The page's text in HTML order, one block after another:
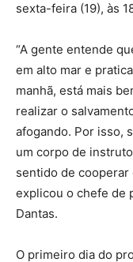
sexta-feira (19), às
“A gente entende
em alto mar e
manhã, está mais
realizar o
afogando. Por isso,
um corpo de
sentido de cooperar
explicou o chefe de
Dantas.
O primeiro dia do